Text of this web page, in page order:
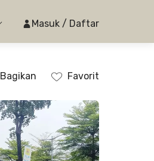
Masuk / Daftar
Bagikan Favorit